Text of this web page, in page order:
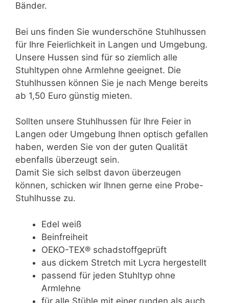
Bänder.
Bei uns finden Sie wunderschöne Stuhlhussen
für Ihre Feierlichkeit in Langen und Umgebung.
Unsere Hussen sind für so ziemlich alle
Stuhltypen ohne Armlehne geeignet. Die
Stuhlhussen können Sie je nach Menge bereits
ab 1,50 Euro günstig mieten.
Sollten unsere Stuhlhussen für Ihre Feier in
Langen oder Umgebung Ihnen optisch gefallen
haben, werden Sie von der guten Qualität
ebenfalls überzeugt sein.
Damit Sie sich selbst davon überzeugen
können, schicken wir Ihnen gerne eine Probe-
Stuhlhusse zu.
Edel weiß
Beinfreiheit
OEKO-TEX® schadstoffgeprüft
aus dickem Stretch mit Lycra hergestellt
passend für jeden Stuhltyp ohne
Armlehne
für alle Stühle mit einer runden als auch